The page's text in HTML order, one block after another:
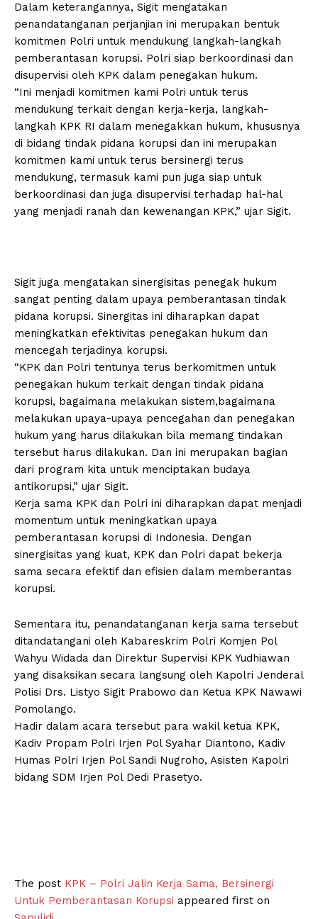
Dalam keterangannya, Sigit mengatakan
penandatanganan perjanjian ini merupakan bentuk
komitmen Polri untuk mendukung langkah-langkah
pemberantasan korupsi. Polri siap berkoordinasi dan
disupervisi oleh KPK dalam penegakan hukum.
“Ini menjadi komitmen kami Polri untuk terus
mendukung terkait dengan kerja-kerja, langkah-
langkah KPK RI dalam menegakkan hukum, khususnya
di bidang tindak pidana korupsi dan ini merupakan
komitmen kami untuk terus bersinergi terus
mendukung, termasuk kami pun juga siap untuk
berkoordinasi dan juga disupervisi terhadap hal-hal
yang menjadi ranah dan kewenangan KPK,” ujar Sigit.
Sigit juga mengatakan sinergisitas penegak hukum
sangat penting dalam upaya pemberantasan tindak
pidana korupsi. Sinergitas ini diharapkan dapat
meningkatkan efektivitas penegakan hukum dan
mencegah terjadinya korupsi.
“KPK dan Polri tentunya terus berkomitmen untuk
penegakan hukum terkait dengan tindak pidana
korupsi, bagaimana melakukan sistem,bagaimana
melakukan upaya-upaya pencegahan dan penegakan
hukum yang harus dilakukan bila memang tindakan
tersebut harus dilakukan. Dan ini merupakan bagian
dari program kita untuk menciptakan budaya
antikorupsi,” ujar Sigit.
Kerja sama KPK dan Polri ini diharapkan dapat menjadi
momentum untuk meningkatkan upaya
pemberantasan korupsi di Indonesia. Dengan
sinergisitas yang kuat, KPK dan Polri dapat bekerja
sama secara efektif dan efisien dalam memberantas
korupsi.
Sementara itu, penandatanganan kerja sama tersebut
ditandatangani oleh Kabareskrim Polri Komjen Pol
Wahyu Widada dan Direktur Supervisi KPK Yudhiawan
yang disaksikan secara langsung oleh Kapolri Jenderal
Polisi Drs. Listyo Sigit Prabowo dan Ketua KPK Nawawi
Pomolango.
Hadir dalam acara tersebut para wakil ketua KPK,
Kadiv Propam Polri Irjen Pol Syahar Diantono, Kadiv
Humas Polri Irjen Pol Sandi Nugroho, Asisten Kapolri
bidang SDM Irjen Pol Dedi Prasetyo.
The post KPK – Polri Jalin Kerja Sama, Bersinergi
Untuk Pemberantasan Korupsi appeared first on